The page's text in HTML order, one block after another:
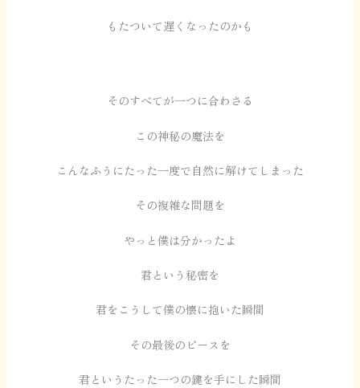
もたついて遅くなったのかも
そのすべてが一つに合わさる
この神秘の魔法を
こんなふうにたった一度で自然に解けてしまった
その複雑な問題を
やっと僕は分かったよ
君という秘密を
君をこうして僕の懐に抱いた瞬間
その最後のピースを
君というたった一つの鍵を手にした瞬間